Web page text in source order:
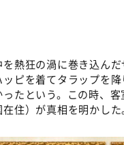
熱狂の渦に巻き込ん
ピを着てタラップを
たという。この時、
住）が真相を明かした